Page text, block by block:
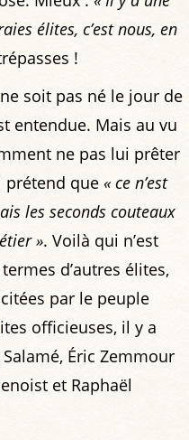
élites, c’est nous, en
!
soit pas né le jour de
entendue. Mais au vu
ne pas lui prêter
prétend que « ce n’est
les seconds couteaux
». Voilà qui n’est
d’autres élites,
par le peuple
officieuses, il y a
Éric Zemmour
et Raphaël